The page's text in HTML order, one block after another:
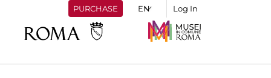
PURCHASE Log In